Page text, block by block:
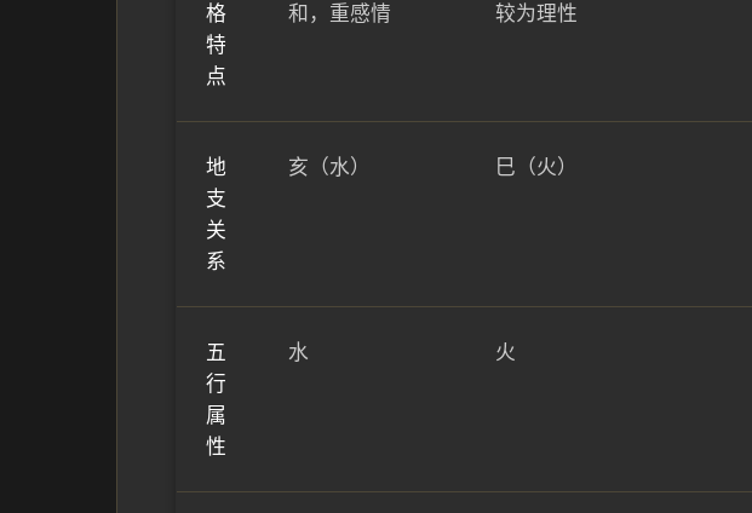
格
特
点
和，重感情
较为理性
地
支
关
系
亥（水） 巳（火）
五
行
属
性
水 火